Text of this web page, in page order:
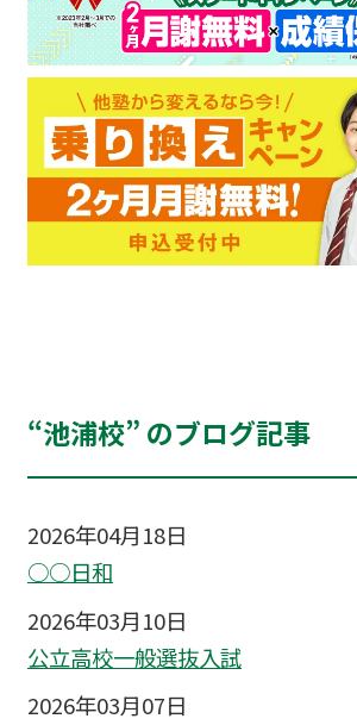
“池浦校” のブログ記事
2026年04月18日
○○日和
2026年03月10日
公立高校一般選抜入試
2026年03月07日